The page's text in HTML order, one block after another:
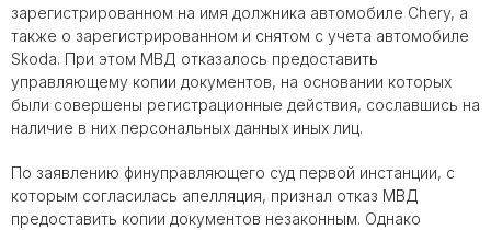
зарегистрированном на имя должника автомобиле Chery, а
также о зарегистрированном и снятом с учета автомобиле
Skoda. При этом МВД отказалось предоставить
управляющему копии документов, на основании которых
были совершены регистрационные действия, сославшись на
наличие в них персональных данных иных лиц.
По заявлению финуправляющего суд первой инстанции, с
которым согласилась апелляция, признал отказ МВД
предоставить копии документов незаконным. Однако